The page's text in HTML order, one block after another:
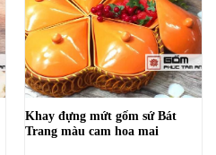
Khay đựng mứt gốm sứ Bát
Trang màu cam hoa mai